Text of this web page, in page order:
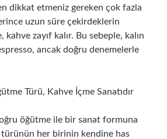
dikkat etmeniz gereken çok fazla
uzun süre çekirdeklerin
kahve zayıf kalır. Bu sebeple, kalın
ancak doğru denemelerle
Türü, Kahve İçme Sanatıdır
öğütme ile bir sanat formuna
her birinin kendine has